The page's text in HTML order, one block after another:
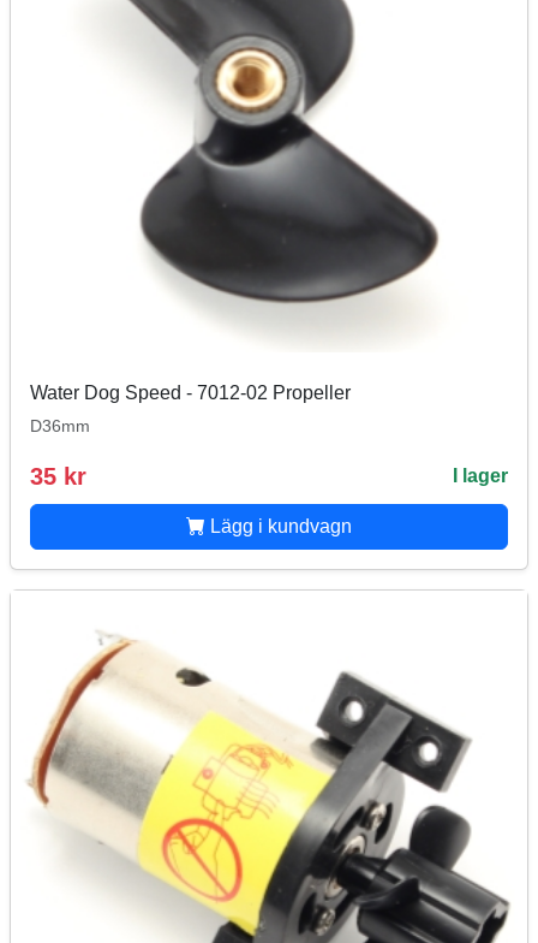
Water Dog Speed - 7012-02 Propeller
D36mm
35 kr I lager
Lägg i kundvagn